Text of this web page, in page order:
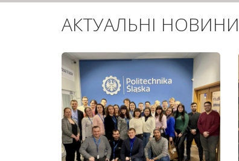
АКТУАЛЬНІ НОВИНИ